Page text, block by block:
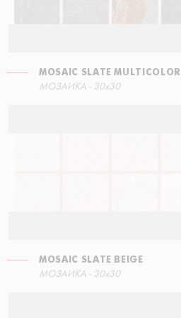
MOSAIC SLATE MULTICOLOR
МОЗАИКА - 30x30
MOSAIC SLATE BEIGE
МОЗАИКА - 30x30
СТУПЕНЬ УГЛОВАЯ ЛЕВАЯ
60x34,5
СТУПЕНЬ ПРЯМАЯ
60x34,5